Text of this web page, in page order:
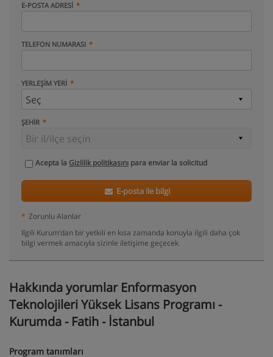
E-POSTA ADRESI
TELEFON NUMARASI
YERLEŞIM YERI
ŞEHIR
Acepta la Gizlilik politikasını para enviar la solicitud
E-posta ile bilgi
* Zorunlu Alanlar
Ilgili Kurum’dan bir yetkili en kısa zamanda konuyla ilgili daha çok
bilgi vermek amacıyla sizinle iletişime geçecek
Hakkında yorumlar Enformasyon
Teknolojileri Yüksek Lisans Programı -
Kurumda - Fatih - İstanbul
Program tanımları